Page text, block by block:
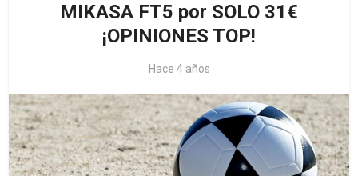
MIKASA FT5 por SOLO 31€
¡OPINIONES TOP!
Hace 4 años